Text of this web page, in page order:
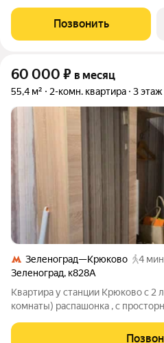
Требования: аккуратность,
оплата. Жк "Молжаниново",
Позвонить
60 000 ₽ в месяц
55,4 м² 2-комн. квартира 3 этаж
Зеленоград—Крюково
4
Зеленоград, к828А
Квартира у станции Крюково с 2
комнаты) распашонка , с
новым диваном, корпусной